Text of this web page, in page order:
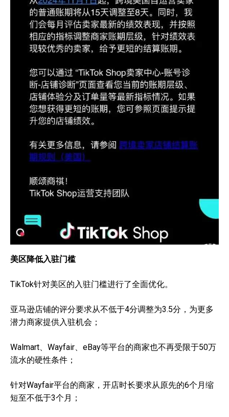
美区降低入驻门槛
TikTok针对美区的入驻门槛进行了全面优化。
亚马逊店铺的评分要求从不低于4分调整为3.5分，为更多
潜力商家提供入驻机会；
Walmart、Wayfair、eBay等平台的商家也不再受限于50万
流水的硬性条件；
针对Wayfair平台的商家，开店时长要求从原先的6个月缩
短至不低于3个月；